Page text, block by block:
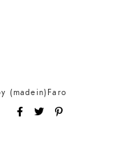
(madein)Faro